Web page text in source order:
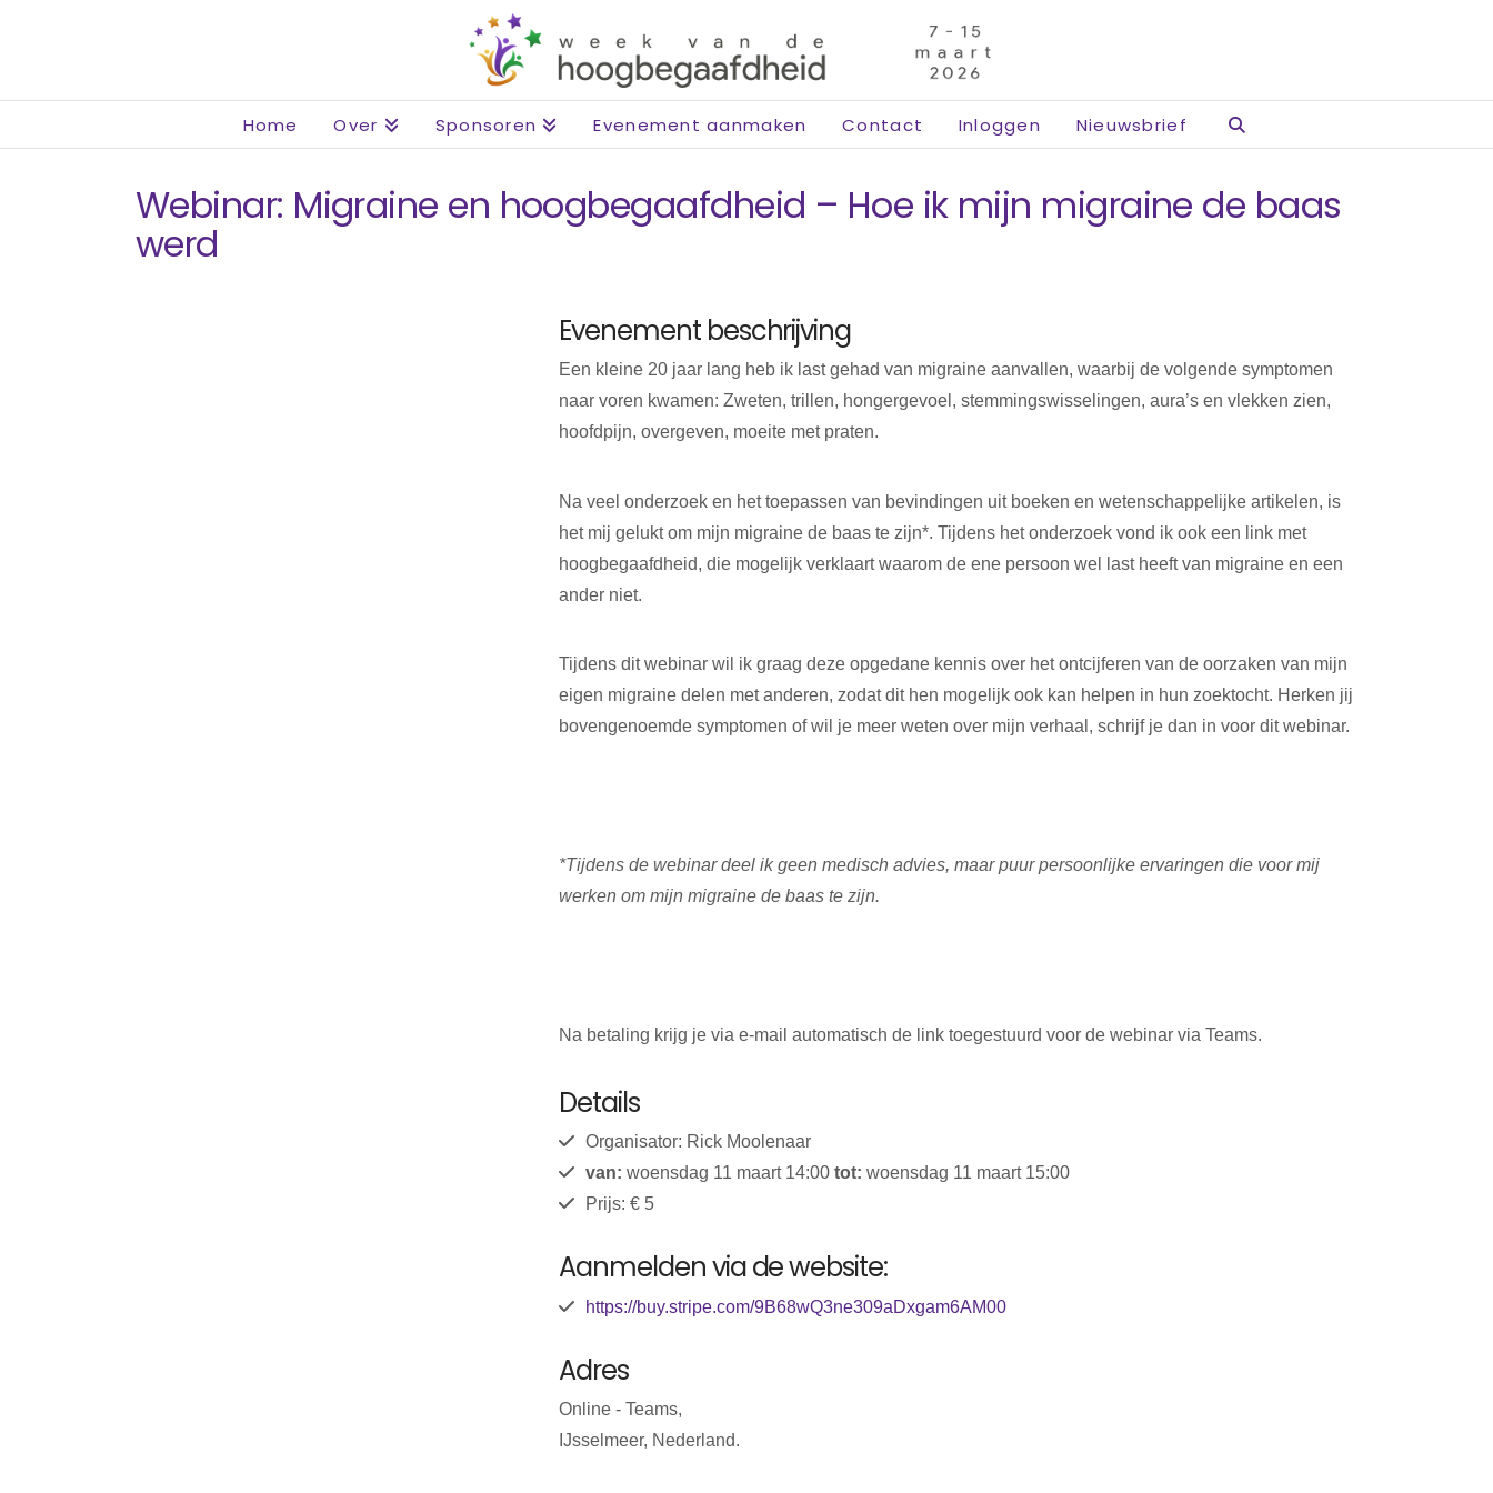
Home Over Sponsoren Evenement aanmaken Contact Inloggen Nieuwsbrief
Webinar: Migraine en hoogbegaafdheid – Hoe ik mijn migraine de baas
werd
Evenement beschrijving
Een kleine 20 jaar lang heb ik last gehad van migraine aanvallen, waarbij de volgende symptomen
naar voren kwamen: Zweten, trillen, hongergevoel, stemmingswisselingen, aura’s en vlekken zien,
hoofdpijn, overgeven, moeite met praten.
Na veel onderzoek en het toepassen van bevindingen uit boeken en wetenschappelijke artikelen, is
het mij gelukt om mijn migraine de baas te zijn*. Tijdens het onderzoek vond ik ook een link met
hoogbegaafdheid, die mogelijk verklaart waarom de ene persoon wel last heeft van migraine en een
ander niet.
Tijdens dit webinar wil ik graag deze opgedane kennis over het ontcijferen van de oorzaken van mijn
eigen migraine delen met anderen, zodat dit hen mogelijk ook kan helpen in hun zoektocht. Herken jij
bovengenoemde symptomen of wil je meer weten over mijn verhaal, schrijf je dan in voor dit webinar.
*Tijdens de webinar deel ik geen medisch advies, maar puur persoonlijke ervaringen die voor mij
werken om mijn migraine de baas te zijn.
Na betaling krijg je via e-mail automatisch de link toegestuurd voor de webinar via Teams.
Details
Organisator: Rick Moolenaar
van: woensdag 11 maart 14:00tot: woensdag 11 maart 15:00
Prijs: € 5
Aanmelden via de website:
https://buy.stripe.com/9B68wQ3ne309aDxgam6AM00
Adres
Online - Teams,
IJsselmeer, Nederland.